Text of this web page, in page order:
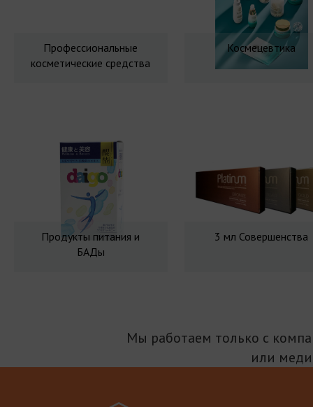
Профессиональные
косметические средства
Космецевтика
Продукты питания и
БАДы
3 мл Совершенства
Мы работаем только с
или